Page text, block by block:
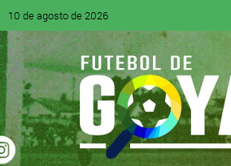
10 de agosto de 2026